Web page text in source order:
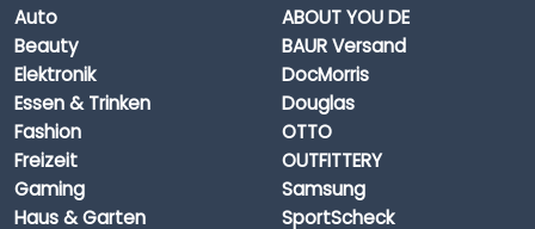
Auto
Beauty
Elektronik
Essen & Trinken
Fashion
Freizeit
Gaming
Haus & Garten
ABOUT YOU DE
BAUR Versand
DocMorris
Douglas
OTTO
OUTFITTERY
Samsung
SportScheck